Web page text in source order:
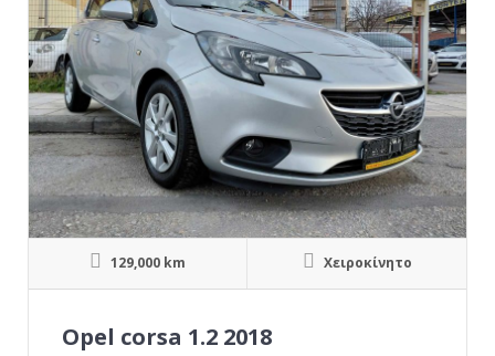
129,000 km Χειροκίνητο
Opel corsa 1.2 2018